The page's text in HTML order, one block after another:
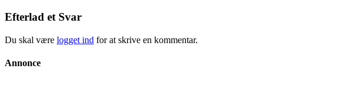
Efterlad et Svar
Du skal være logget ind for at skrive en kommentar.
Annonce